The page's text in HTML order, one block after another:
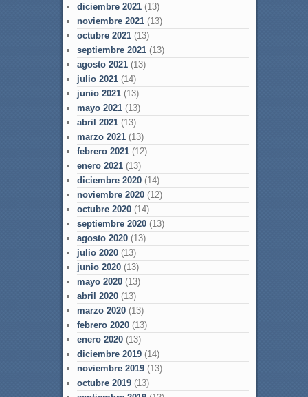
diciembre 2021(13)
noviembre 2021(13)
octubre 2021(13)
septiembre 2021(13)
agosto 2021(13)
julio 2021(14)
junio 2021(13)
mayo 2021(13)
abril 2021(13)
marzo 2021(13)
febrero 2021(12)
enero 2021(13)
diciembre 2020(14)
noviembre 2020(12)
octubre 2020(14)
septiembre 2020(13)
agosto 2020(13)
julio 2020(13)
junio 2020(13)
mayo 2020(13)
abril 2020(13)
marzo 2020(13)
febrero 2020(13)
enero 2020(13)
diciembre 2019(14)
noviembre 2019(13)
octubre 2019(13)